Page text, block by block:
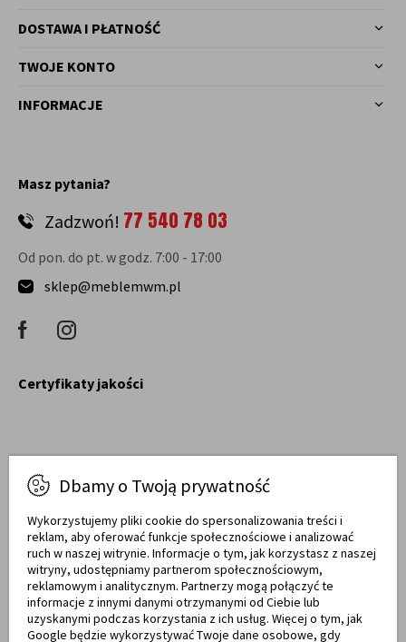
DOSTAWA I PŁATNOŚĆ
TWOJE KONTO
INFORMACJE
Masz pytania?
Zadzwoń! 77 540 78 03
Od pon. do pt. w godz. 7:00 - 17:00
sklep@meblemwm.pl
Certyfikaty jakości
Raty obsługują
Towary dostarczają
Dbamy o Twoją prywatność
Wykorzystujemy pliki cookie do spersonalizowania treści i
reklam, aby oferować funkcje społecznościowe i analizować
ruch w naszej witrynie. Informacje o tym, jak korzystasz z naszej
witryny, udostępniamy partnerom społecznościowym,
reklamowym i analitycznym. Partnerzy mogą połączyć te
informacje z innymi danymi otrzymanymi od Ciebie lub
uzyskanymi podczas korzystania z ich usług. Więcej o tym, jak
Google będzie wykorzystywać Twoje dane osobowe, gdy